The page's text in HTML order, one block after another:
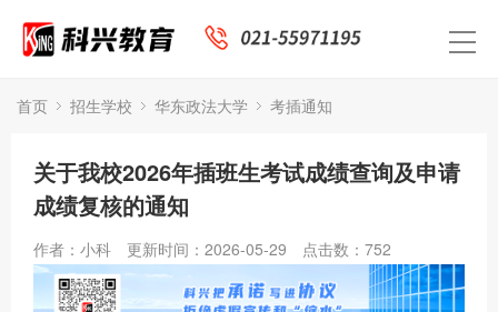
首页 招生学校 华东政法大学 考插通知
关于我校2026年插班生考试成绩查询及申请
成绩复核的通知
作者：小科 更新时间：2026-05-29 点击数： 752